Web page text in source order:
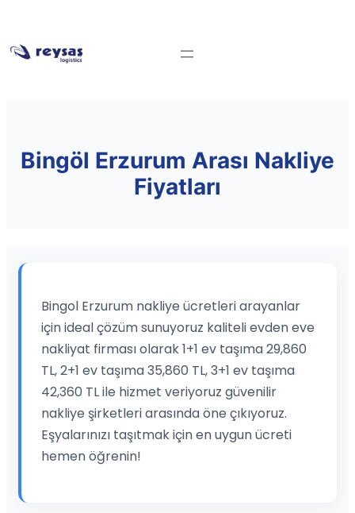
Bingöl Erzurum Arası Nakliye
Fiyatları
Bingol Erzurum nakliye ücretleri arayanlar
için ideal çözüm sunuyoruz kaliteli evden eve
nakliyat firması olarak 1+1 ev taşıma 29,860
TL, 2+1 ev taşıma 35,860 TL, 3+1 ev taşıma
42,360 TL ile hizmet veriyoruz güvenilir
nakliye şirketleri arasında öne çıkıyoruz.
Eşyalarınızı taşıtmak için en uygun ücreti
hemen öğrenin!